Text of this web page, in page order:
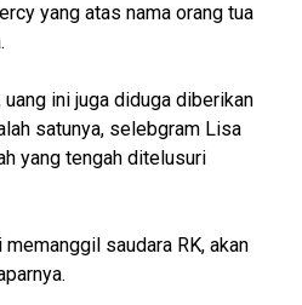
yang atas nama orang tua
ini juga diduga diberikan
satunya, selebgram Lisa
yang tengah ditelusuri
saudara RK, akan